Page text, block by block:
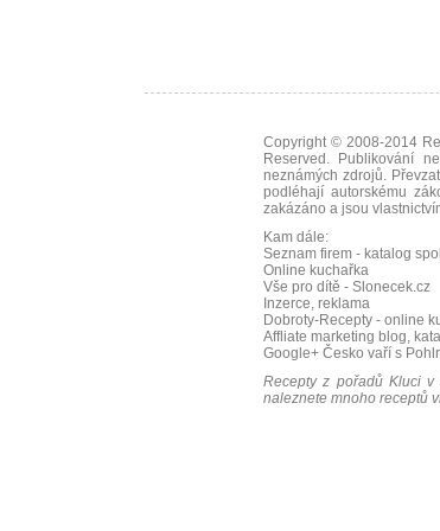
Copyright © 2008-2014
Reserved. Publikování
neznámých zdrojů.
podléhají autorskému
zakázáno a jsou
Kam dále:
Seznam firem - katalog
Online kuchařka
Vše pro dítě - Slonecek.cz
Inzerce, reklama
Dobroty-Recepty - online
Affliate marketing blog,
Google+ Česko vaří s
Recepty z pořadů Kluci
naleznete mnoho receptů